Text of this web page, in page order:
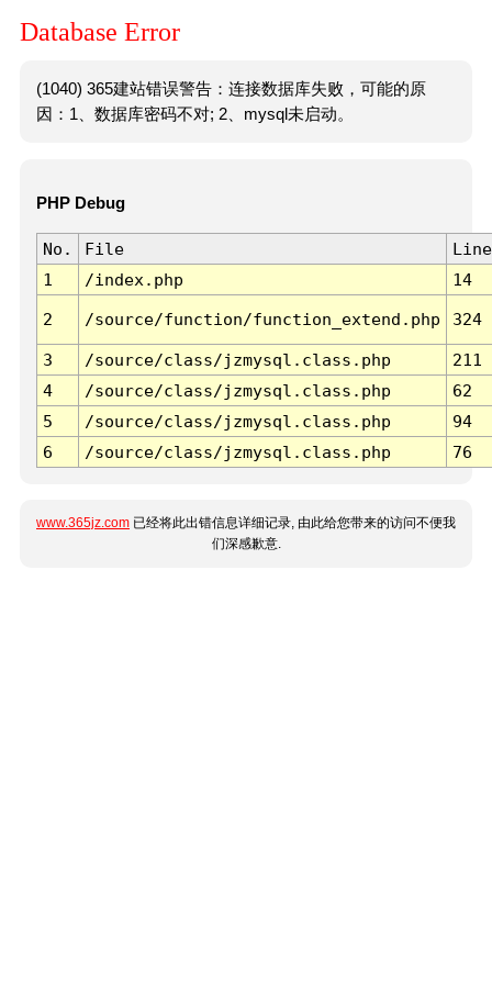
Database Error
(1040) 365建站错误警告：连接数据库失败，可能的原
因：1、数据库密码不对; 2、mysql未启动。
PHP Debug
No. File
Line
1
/index.php 14
2 /source/function/function_extend.php 324
3 /source/class/jzmysql.class.php
211
4
/source/class/jzmysql.class.php
62
5
/source/class/jzmysql.class.php
94
6
/source/class/jzmysql.class.php 76
www.365jz.com 已经将此出错信息详细记录, 由此给您带来的访问不便我
们深感歉意.